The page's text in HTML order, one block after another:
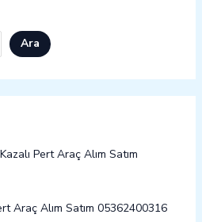
Ara
Pert Araç Alım Satım
Araç Alım Satım 05362400316